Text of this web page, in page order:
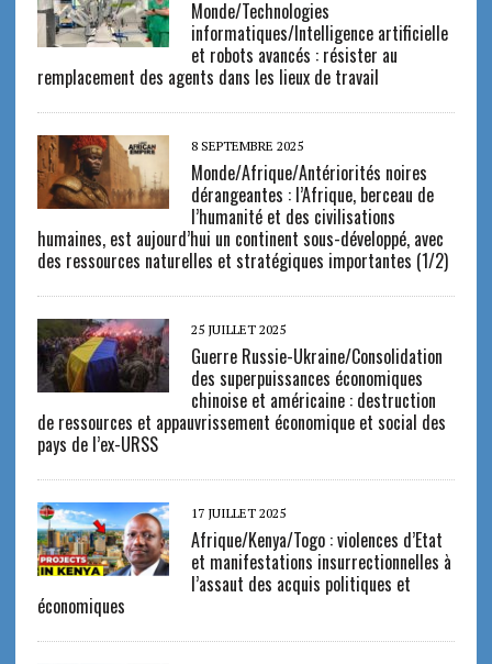
Monde/Technologies
informatiques/Intelligence artificielle
et robots avancés : résister au
remplacement des agents dans les lieux de travail
8 SEPTEMBRE 2025
Monde/Afrique/Antériorités noires
dérangeantes : l’Afrique, berceau de
l’humanité et des civilisations
humaines, est aujourd’hui un continent sous-développé, avec
des ressources naturelles et stratégiques importantes (1/2)
25 JUILLET 2025
Guerre Russie-Ukraine/Consolidation
des superpuissances économiques
chinoise et américaine : destruction
de ressources et appauvrissement économique et social des
pays de l’ex-URSS
17 JUILLET 2025
Afrique/Kenya/Togo : violences d’Etat
et manifestations insurrectionnelles à
l’assaut des acquis politiques et
économiques